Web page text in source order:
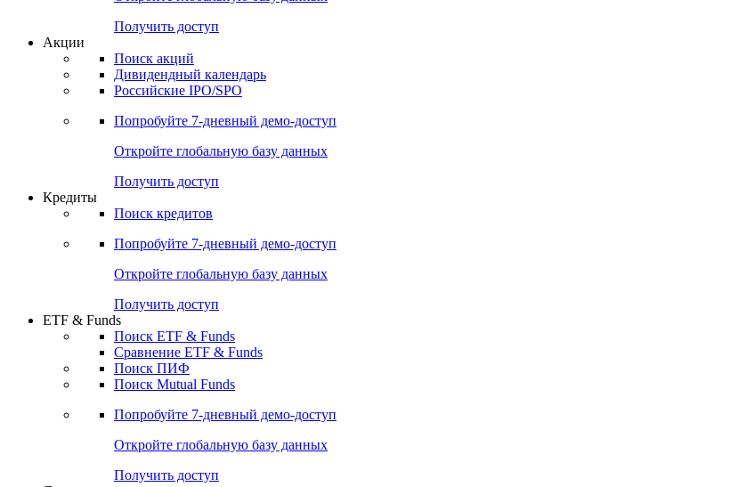
Попробуйте7-дневный
Откройте глобальную базу данных
Получить доступ
Акции
Поиск акций
Дивидендный календарь
Российские IPO/SPO
Попробуйте7-дневный
Откройте глобальную базу данных
Получить доступ
Кредиты
Поиск кредитов
Попробуйте7-дневный
Откройте глобальную базу данных
Получить доступ
ETF & Funds
Поиск ETF & Funds
Сравнение ETF & Funds
Поиск ПИФ
Поиск Mutual Funds
Попробуйте7-дневный